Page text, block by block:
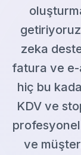
zeka
fatura ve
hiç bu
KDV ve
ve